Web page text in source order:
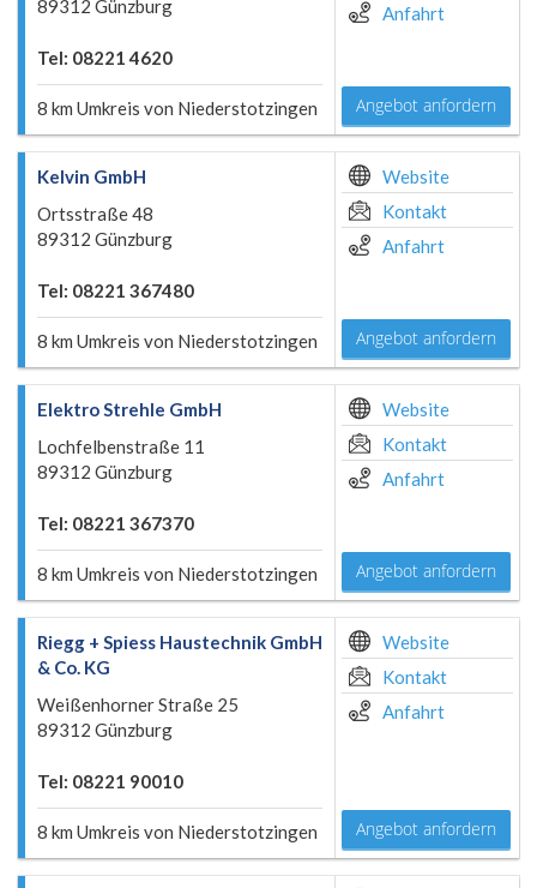
89312 Günzburg
Tel: 08221 4620
8 km Umkreis von Niederstotzingen
Anfahrt
Angebot anfordern
Kelvin GmbH
Ortsstraße 48
89312 Günzburg
Tel: 08221 367480
8 km Umkreis von Niederstotzingen
Website
Kontakt
Anfahrt
Angebot anfordern
Elektro Strehle GmbH
Lochfelbenstraße 11
89312 Günzburg
Tel: 08221 367370
8 km Umkreis von Niederstotzingen
Website
Kontakt
Anfahrt
Angebot anfordern
Riegg + Spiess Haustechnik GmbH
& Co. KG
Weißenhorner Straße 25
89312 Günzburg
Tel: 08221 90010
8 km Umkreis von Niederstotzingen
Website
Kontakt
Anfahrt
Angebot anfordern